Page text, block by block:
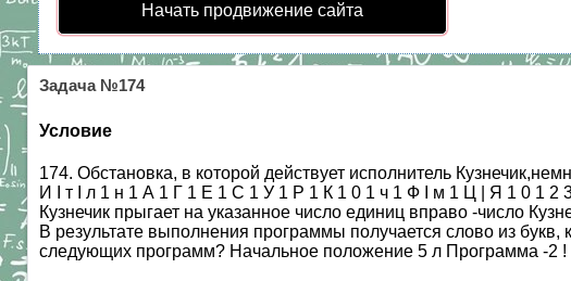
Начать продвижение сайта
Задача №174
Условие
174. Обстановка, в которой действует исполнитель
И I т I л 1 н 1 А 1 Г 1 Е 1 С 1 У 1 Р 1 К 1 0 1 ч 1 Ф I м 1 Ц | Я 1 0 1 2
Кузнечик прыгает на указанное число единиц вправо -число
В результате выполнения программы получается слово из
следующих программ? Начальное положение 5 л Программа -2 !